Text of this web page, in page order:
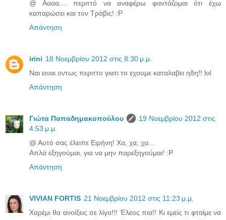
@ Αααα.... περιττό να αναφέρω φαντάζομαι ότι έχω
καπαρώσει και τον Τράβις! :P
Απάντηση
irini 18 Νοεμβρίου 2012 στις 8:30 μ.μ.
Ναι ειναι οντως περιττο γιατι το εχουμε καταλαβει ηδη!! lol
Απάντηση
Γιώτα Παπαδημακοπούλου
19 Νοεμβρίου 2012 στις
4:53 μ.μ.
@ Αυτό σας έλειπε Ειρήνη! Χα, χα, χα...
Απλά εξηγούμαι, για να μην παρεξηγούμαι! :P
Απάντηση
VIVIAN FORTIS 21 Νοεμβρίου 2012 στις 11:23 μ.μ.
Χαρέμι θα ανοίξεις σε λίγο!!! Έλεος πια!! Κι εμείς τι φταίμε να